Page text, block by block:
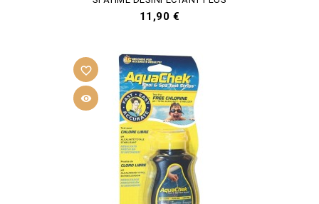
Prix
11,90 €

favorite_border